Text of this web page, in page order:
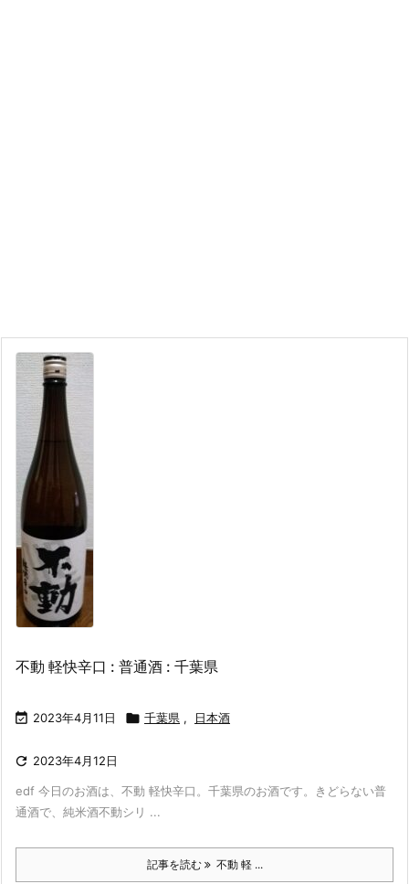
不動 軽快辛口 : 普通酒 : 千葉県
 2023年4月11日  千葉県 , 日本酒
 2023年4月12日
edf 今日のお酒は、不動 軽快辛口。千葉県のお酒です。きどらない普
通酒で、純米酒不動シリ ...
記事を読む 不動 軽 ...